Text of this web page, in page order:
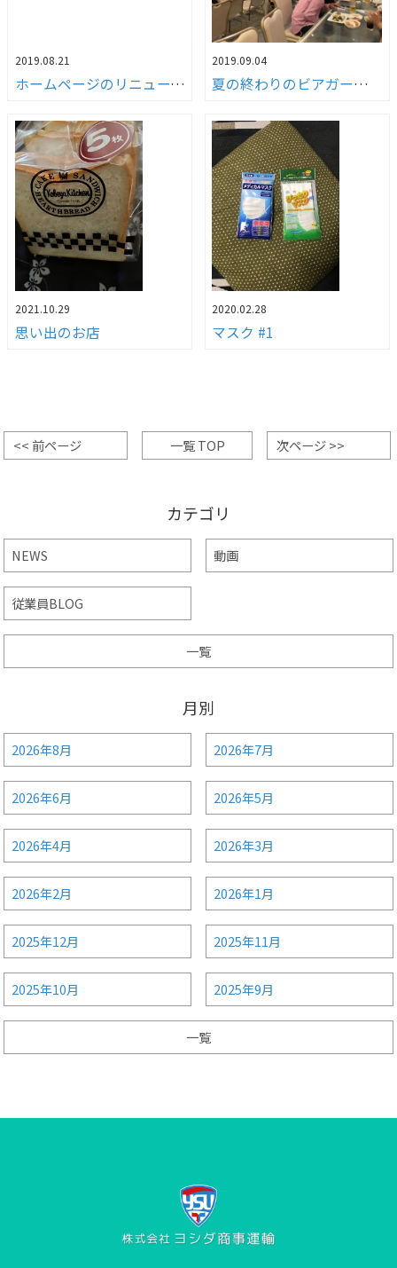
2019.08.21
ホームページのリニューアルについて
2019.09.04
夏の終わりのビアガーデン（笑）
2021.10.29
思い出のお店
2020.02.28
マスク #1
<< 前ページ 一覧 TOP 次ページ >>
カテゴリ
NEWS 動画
従業員BLOG
一覧
月別
2026年8月 2026年7月
2026年6月 2026年5月
2026年4月 2026年3月
2026年2月 2026年1月
2025年12月 2025年11月
2025年10月 2025年9月
一覧